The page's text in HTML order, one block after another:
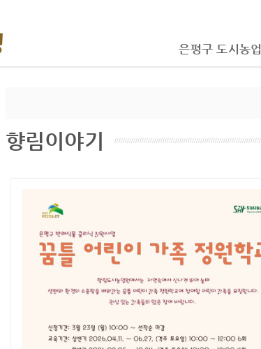
은평구 도시농업
향림이야기